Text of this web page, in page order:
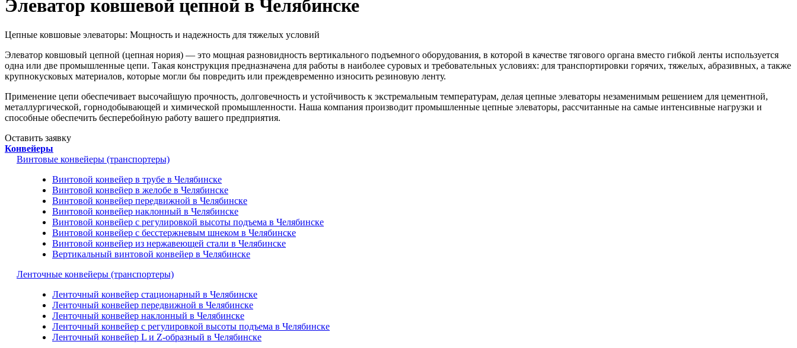
Элеватор ковшевой цепной в Челябинске
Цепные ковшовые элеваторы: Мощность и надежность для тяжелых условий
Элеватор ковшовый цепной (цепная нория) — это мощная разновидность вертикального подъемного оборудования, в которой в качестве тягового органа вместо гибкой ленты используется
одна или две промышленные цепи. Такая конструкция предназначена для работы в наиболее суровых и требовательных условиях: для транспортировки горячих, тяжелых, абразивных, а также
крупнокусковых материалов, которые могли бы повредить или преждевременно износить резиновую ленту.
Применение цепи обеспечивает высочайшую прочность, долговечность и устойчивость к экстремальным температурам, делая цепные элеваторы незаменимым решением для цементной,
металлургической, горнодобывающей и химической промышленности. Наша компания производит промышленные цепные элеваторы, рассчитанные на самые интенсивные нагрузки и
способные обеспечить бесперебойную работу вашего предприятия.
Оставить заявку
Конвейеры
Винтовые конвейеры (транспортеры)
Винтовой конвейер в трубе в Челябинске
Винтовой конвейер в желобе в Челябинске
Винтовой конвейер передвижной в Челябинске
Винтовой конвейер наклонный в Челябинске
Винтовой конвейер с регулировкой высоты подъема в Челябинске
Винтовой конвейер с бесстержневым шнеком в Челябинске
Винтовой конвейер из нержавеющей стали в Челябинске
Вертикальный винтовой конвейер в Челябинске
Ленточные конвейеры (транспортеры)
Ленточный конвейер стационарный в Челябинске
Ленточный конвейер передвижной в Челябинске
Ленточный конвейер наклонный в Челябинске
Ленточный конвейер с регулировкой высоты подъема в Челябинске
Ленточный конвейер L и Z-образный в Челябинске